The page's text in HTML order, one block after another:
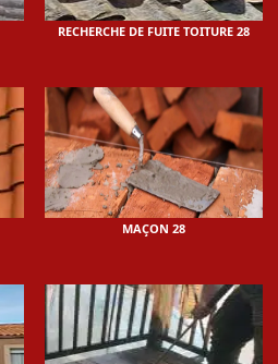
RECHERCHE DE FUITE TOITURE 28
MAÇON 28